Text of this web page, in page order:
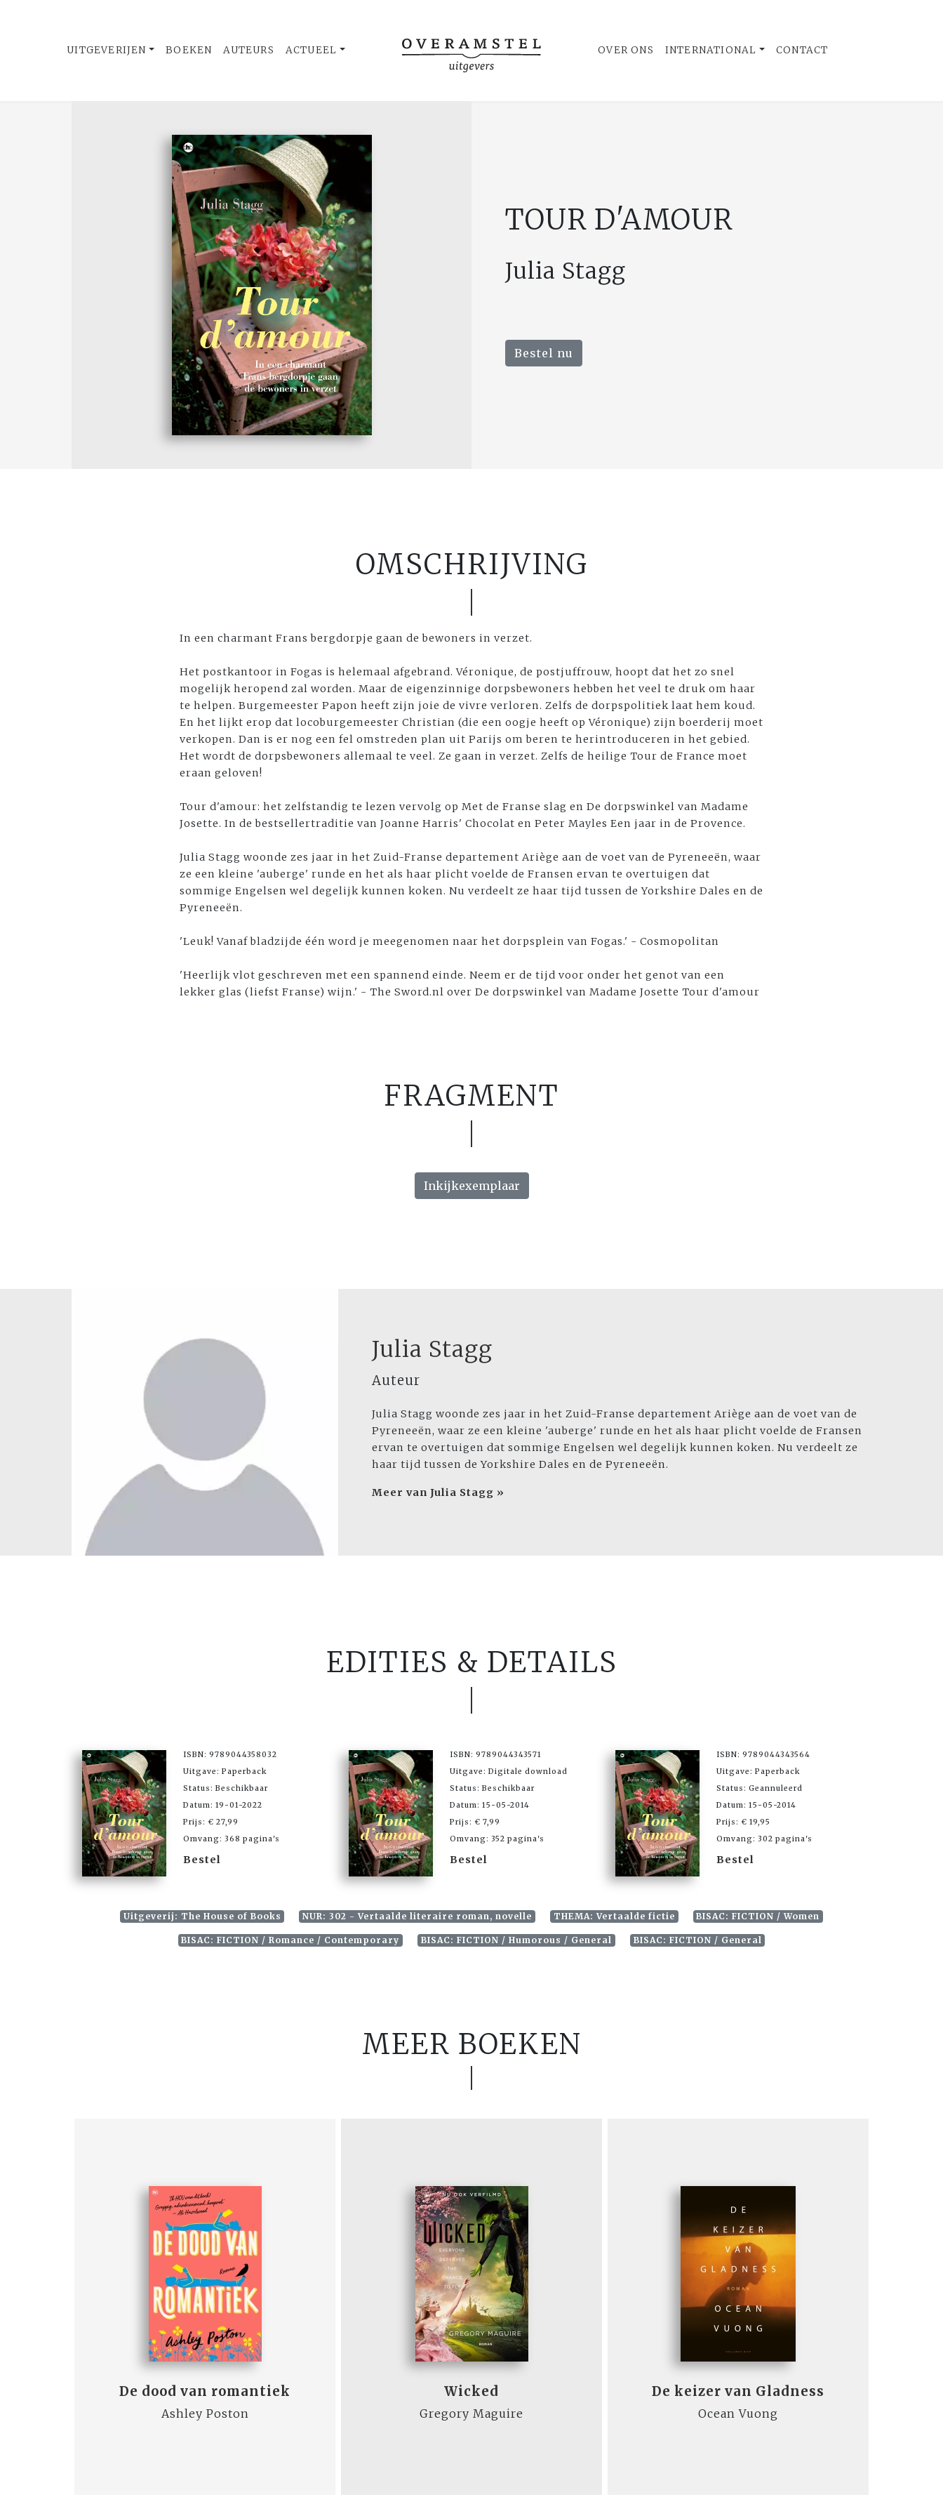
UITGEVERIJEN BOEKEN AUTEURS ACTUEEL OVER ONS INTERNATIONAL CONTACT
TOUR D'AMOUR
Julia Stagg
Bestel nu
OMSCHRIJVING
In een charmant Frans bergdorpje gaan de bewoners in verzet.
Het postkantoor in Fogas is helemaal afgebrand. Véronique, de postjuffrouw, hoopt dat het zo snel
mogelijk heropend zal worden. Maar de eigenzinnige dorpsbewoners hebben het veel te druk om haar
te helpen. Burgemeester Papon heeft zijn joie de vivre verloren. Zelfs de dorpspolitiek laat hem koud.
En het lijkt erop dat locoburgemeester Christian (die een oogje heeft op Véronique) zijn boerderij moet
verkopen. Dan is er nog een fel omstreden plan uit Parijs om beren te herintroduceren in het gebied.
Het wordt de dorpsbewoners allemaal te veel. Ze gaan in verzet. Zelfs de heilige Tour de France moet
eraan geloven!
Tour d'amour: het zelfstandig te lezen vervolg op Met de Franse slag en De dorpswinkel van Madame
Josette. In de bestsellertraditie van Joanne Harris' Chocolat en Peter Mayles Een jaar in de Provence.
Julia Stagg woonde zes jaar in het Zuid-Franse departement Ariège aan de voet van de Pyreneeën, waar
ze een kleine 'auberge' runde en het als haar plicht voelde de Fransen ervan te overtuigen dat
sommige Engelsen wel degelijk kunnen koken. Nu verdeelt ze haar tijd tussen de Yorkshire Dales en de
Pyreneeën.
'Leuk! Vanaf bladzijde één word je meegenomen naar het dorpsplein van Fogas.' - Cosmopolitan
'Heerlijk vlot geschreven met een spannend einde. Neem er de tijd voor onder het genot van een
lekker glas (liefst Franse) wijn.' - The Sword.nl over De dorpswinkel van Madame Josette Tour d'amour
FRAGMENT
Inkijkexemplaar
Julia Stagg
Auteur
Julia Stagg woonde zes jaar in het Zuid-Franse departement Ariège aan de voet van de
Pyreneeën, waar ze een kleine 'auberge' runde en het als haar plicht voelde de Fransen
ervan te overtuigen dat sommige Engelsen wel degelijk kunnen koken. Nu verdeelt ze
haar tijd tussen de Yorkshire Dales en de Pyreneeën.
Meer van Julia Stagg »
EDITIES & DETAILS
ISBN: 9789044358032
Uitgave: Paperback
Status: Beschikbaar
Datum: 19-01-2022
Prijs: € 27,99
Omvang: 368 pagina's
Bestel
ISBN: 9789044343571
Uitgave: Digitale download
Status: Beschikbaar
Datum: 15-05-2014
Prijs: € 7,99
Omvang: 352 pagina's
Bestel
ISBN: 9789044343564
Uitgave: Paperback
Status: Geannuleerd
Datum: 15-05-2014
Prijs: € 19,95
Omvang: 302 pagina's
Bestel
Uitgeverij: The House of Books NUR: 302 - Vertaalde literaire roman, novelle THEMA: Vertaalde fictie BISAC: FICTION / Women
BISAC: FICTION / Romance / Contemporary BISAC: FICTION / Humorous / General BISAC: FICTION / General
MEER BOEKEN
De dood van romantiek
Ashley Poston
Wicked
Gregory Maguire
De keizer van Gladness
Ocean Vuong